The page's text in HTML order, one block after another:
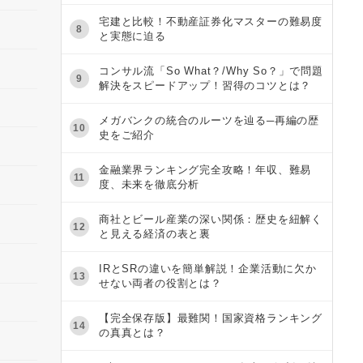
8
宅建と比較！不動産証券化マスターの難易度
と実態に迫る
9
コンサル流「So What？/Why So？」で問題
解決をスピードアップ！習得のコツとは？
10
メガバンクの統合のルーツを辿る─再編の歴
史をご紹介
11
金融業界ランキング完全攻略！年収、難易
度、未来を徹底分析
12
商社とビール産業の深い関係：歴史を紐解く
と見える経済の表と裏
13
IRとSRの違いを簡単解説！企業活動に欠か
せない両者の役割とは？
14
【完全保存版】最難関！国家資格ランキング
の真真とは？